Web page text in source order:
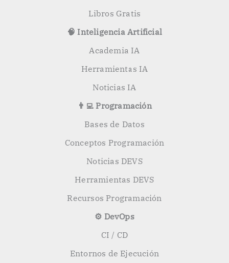
Libros Gratis
🧠 Inteligencia Artificial
Academia IA
Herramientas IA
Noticias IA
👨‍💻 Programación
Bases de Datos
Conceptos Programación
Noticias DEVS
Herramientas DEVS
Recursos Programación
⚙️ DevOps
CI / CD
Entornos de Ejecución